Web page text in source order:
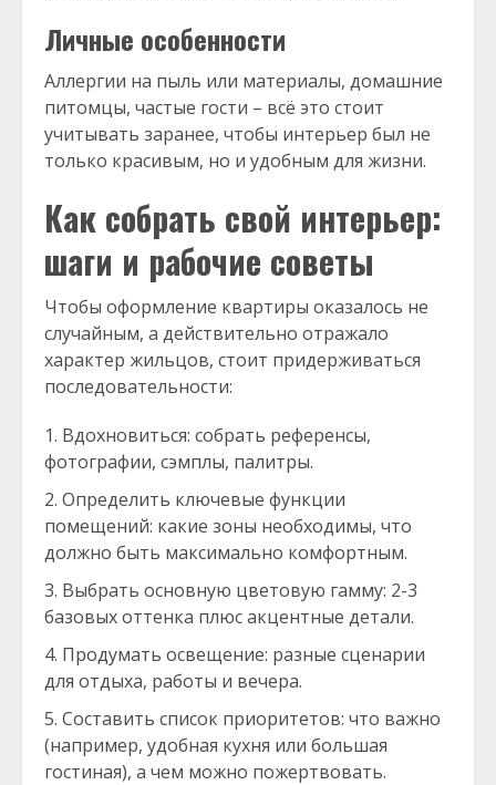
Личные особенности
Аллергии на пыль или материалы, домашние
питомцы, частые гости – всё это стоит
учитывать заранее, чтобы интерьер был не
только красивым, но и удобным для жизни.
Как собрать свой интерьер:
шаги и рабочие советы
Чтобы оформление квартиры оказалось не
случайным, а действительно отражало
характер жильцов, стоит придерживаться
последовательности:
Вдохновиться: собрать референсы,
фотографии, сэмплы, палитры.
Определить ключевые функции
помещений: какие зоны необходимы, что
должно быть максимально комфортным.
Выбрать основную цветовую гамму: 2-3
базовых оттенка плюс акцентные детали.
Продумать освещение: разные сценарии
для отдыха, работы и вечера.
Составить список приоритетов: что важно
(например, удобная кухня или большая
гостиная), а чем можно пожертвовать.